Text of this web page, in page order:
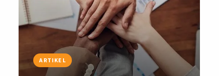
ARTIKEL
delen 10